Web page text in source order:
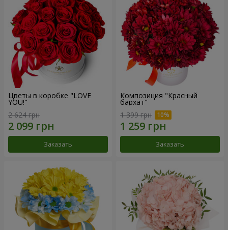
Цветы в коробке "LOVE
YOU!"
2 624 грн
Заказать
Композиция "Красный
бархат"
1 399 грн
Заказать